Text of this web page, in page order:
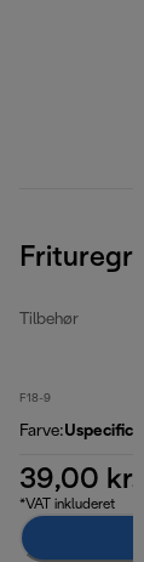
Tilbehør
F18-9
Farve:
39,00 kr.
*VAT inkluderet